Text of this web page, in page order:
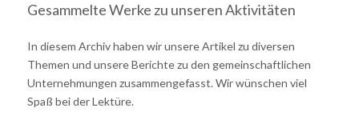
Gesammelte Werke zu unseren Aktivitäten
In diesem Archiv haben wir unsere Artikel zu diversen
Themen und unsere Berichte zu den gemeinschaftlichen
Unternehmungen zusammengefasst. Wir wünschen viel
Spaß bei der Lektüre.